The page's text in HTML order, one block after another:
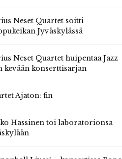
Neset Quartet soitti
Jyväskylässä
Neset Quartet huipentaa Jazz
kevään konserttisarjan
Ajaton: fin
Hassinen toi laboratorionsa